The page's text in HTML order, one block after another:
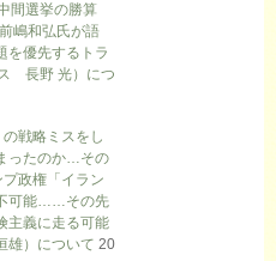
間選挙の勝算
嶋和弘氏が語
を優先するトラ
長野 光）につ
戦略ミスをし
ったのか…その
政権「イラン
可能……その先
主義に走る可能
）について 20